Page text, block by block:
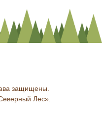
защищены.
Лес».